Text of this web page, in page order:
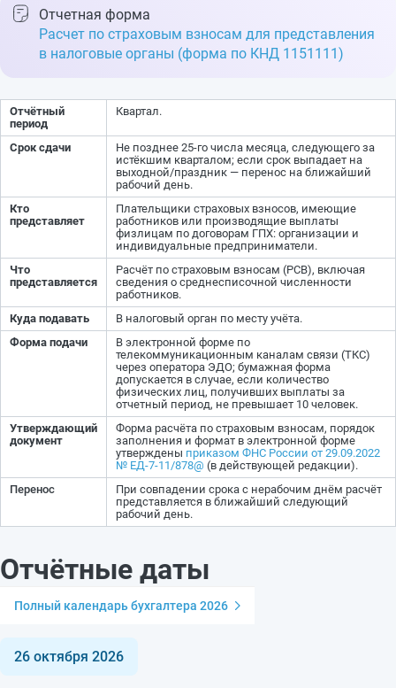
Отчетная форма
Расчет по страховым взносам для представления
в налоговые органы (форма по КНД 1151111)
Отчётный
период
Квартал.
Срок сдачи
Не позднее 25-го числа месяца, следующего за
истёкшим кварталом; если срок выпадает на
выходной/праздник — перенос на ближайший
рабочий день.
Кто
представляет
Плательщики страховых взносов, имеющие
работников или производящие выплаты
физлицам по договорам ГПХ: организации и
индивидуальные предприниматели.
Что
представляется
Расчёт по страховым взносам (РСВ), включая
сведения о среднесписочной численности
работников.
Куда подавать
В налоговый орган по месту учёта.
Форма подачи
В электронной форме по
телекоммуникационным каналам связи (ТКС)
через оператора ЭДО; бумажная форма
допускается в случае, если количество
физических лиц, получивших выплаты за
отчетный период, не превышает 10 человек.
Утверждающий
документ
Форма расчёта по страховым взносам, порядок
заполнения и формат в электронной форме
утверждены приказом ФНС России от 29.09.2022
№ ЕД-7-11/878@ (в действующей редакции).
Перенос
При совпадении срока с нерабочим днём расчёт
представляется в ближайший следующий
рабочий день.
Отчётные даты
Полный календарь бухгалтера 2026
26 октября 2026